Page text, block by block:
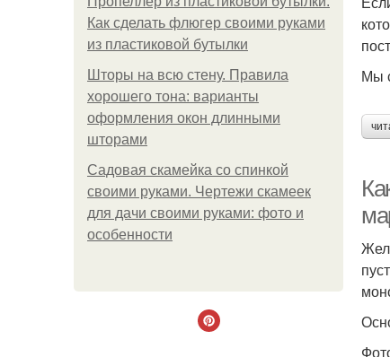
Как сделать флюгер своими руками
из пластиковой бутылки
Шторы на всю стену. Правила
хорошего тона: варианты
оформления окон длинными
шторами
Садовая скамейка со спинкой
своими руками. Чертежи скамеек
для дачи своими руками: фото и
особенности
Мы